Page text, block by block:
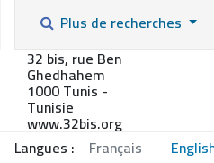
Plus de recherches
32 bis, rue Ben
Ghedhahem
1000 Tunis -
Tunisie
www.32bis.org
Langues : Français